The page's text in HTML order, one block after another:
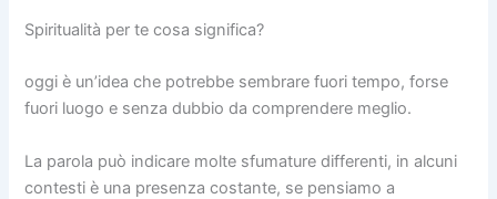
Spiritualità per te cosa significa?
oggi è un’idea che potrebbe sembrare fuori tempo, forse
fuori luogo e senza dubbio da comprendere meglio.
La parola può indicare molte sfumature differenti, in alcuni
contesti è una presenza costante, se pensiamo a